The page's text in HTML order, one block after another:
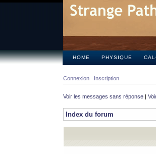
HOME PHYSIQUE
Connexion Inscription
Voir les messages sans réponse |
Index du forum